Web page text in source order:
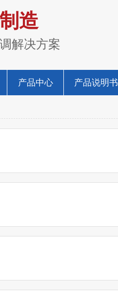
造
解决方案
产品中心 产品说明书